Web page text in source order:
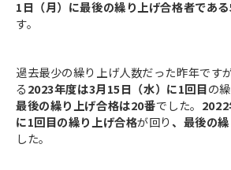
1日（月）に最後の繰り上げ合格者であ
す。
過去最少の繰り上げ人数だった昨年です
る2023年度は3月15日（水）に1回目の
最後の繰り上げ合格は20番でした。 2022
に1回目の繰り上げ合格が回り、最後の
した。